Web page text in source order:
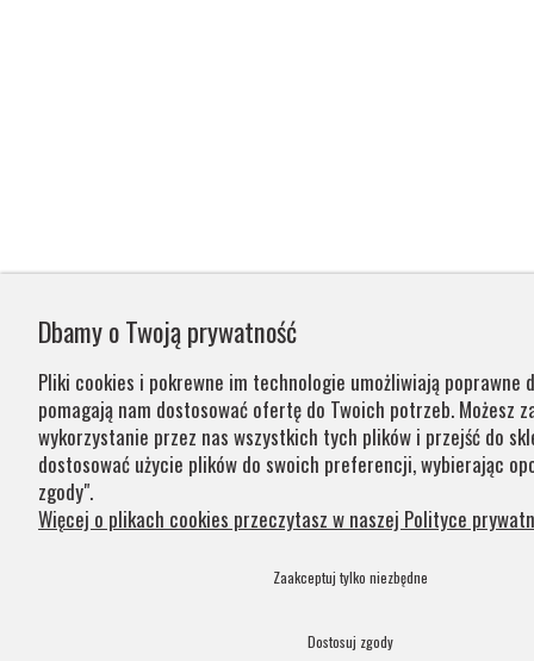
Dbamy o Twoją prywatność
Pliki cookies i pokrewne im technologie umożliwiają poprawne
pomagają nam dostosować ofertę do Twoich potrzeb. Możesz
wykorzystanie przez nas wszystkich tych plików i przejść do
dostosować użycie plików do swoich preferencji, wybierając
zgody".
Więcej o plikach cookies przeczytasz w naszej Polityce
Zaakceptuj tylko niezbędne
Dostosuj zgody